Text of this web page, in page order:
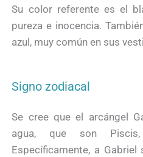
Su color referente es el
pureza e inocencia.
azul, muy común en sus
Signo zodiacal
Se cree que el arcángel
agua, que son
Específicamente, a